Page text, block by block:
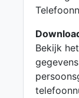
Bekijk